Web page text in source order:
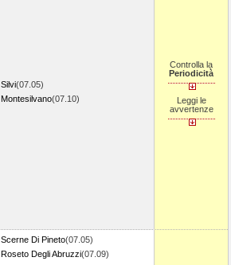
Silvi(07.05)
Montesilvano(07.10)
Controlla la
Periodicità
Leggi le
avvertenze
Scerne Di Pineto(07.05)
Roseto Degli Abruzzi(07.09)